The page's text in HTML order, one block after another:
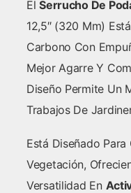
ElSerrucho De
12,5″ (320 Mm)
Carbono Con
Mejor Agarre Y
Diseño Permite Un
Trabajos De
Está Diseñado
Vegetación,
Versatilidad En